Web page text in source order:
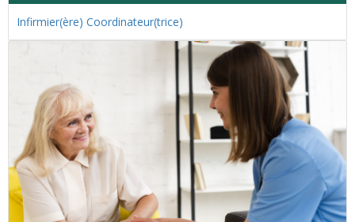
Infirmier(ère) Coordinateur(trice)